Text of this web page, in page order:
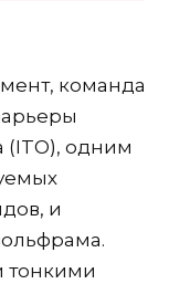
команда
(ITO), одним
и
тонкими